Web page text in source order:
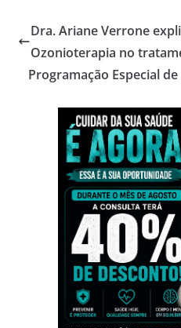
Dra. Ariane Verrone
Ozonioterapia no
Programação Especial